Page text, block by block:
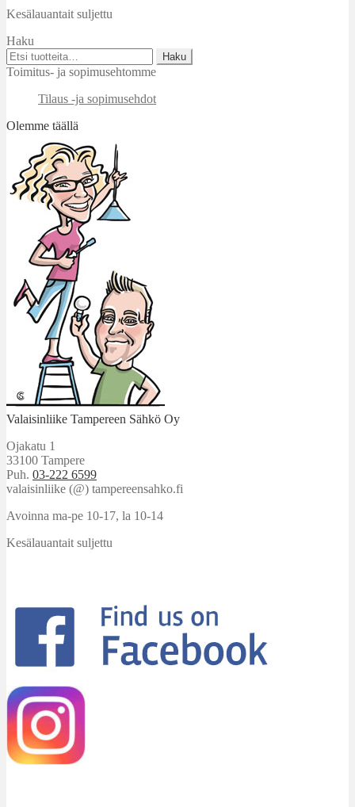
Kesälauantait suljettu
Haku
Etsi:
Haku
Toimitus- ja sopimusehtomme
Tilaus -ja sopimusehdot
Olemme täällä
Valaisinliike Tampereen Sähkö Oy
Ojakatu 1
33100 Tampere
Puh. 03-222 6599
valaisinliike (@) tampereensahko.fi
Avoinna ma-pe 10-17, la 10-14
Kesälauantait suljettu